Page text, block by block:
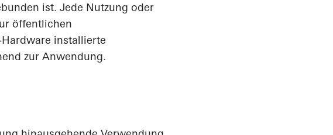
ist. Jede Nutzung oder
öffentlichen
installierte
zur Anwendung.